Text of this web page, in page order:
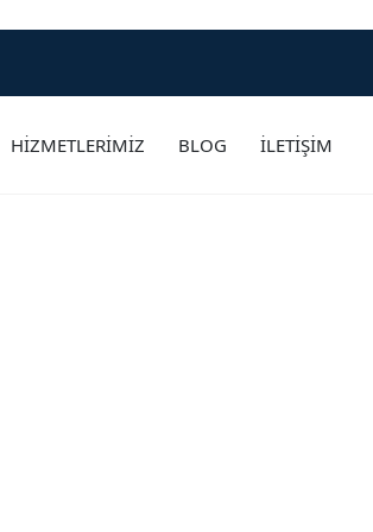
HİZMETLERİMİZ BLOG İLETİŞİM